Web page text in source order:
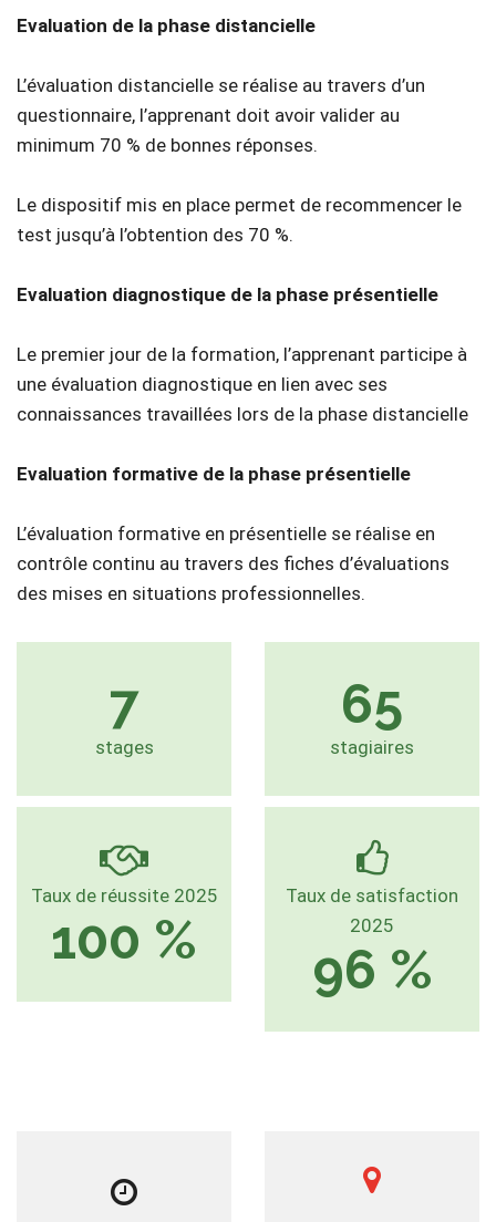
Evaluation de la phase distancielle
L’évaluation distancielle se réalise au travers d’un
questionnaire, l’apprenant doit avoir valider au
minimum 70 % de bonnes réponses.
Le dispositif mis en place permet de recommencer le
test jusqu’à l’obtention des 70 %.
Evaluation diagnostique de la phase présentielle
Le premier jour de la formation, l’apprenant participe à
une évaluation diagnostique en lien avec ses
connaissances travaillées lors de la phase distancielle
Evaluation formative de la phase présentielle
L’évaluation formative en présentielle se réalise en
contrôle continu au travers des fiches d’évaluations
des mises en situations professionnelles.
7
stages
65
stagiaires
Taux de réussite 2025
100 %
Taux de satisfaction
2025
96 %